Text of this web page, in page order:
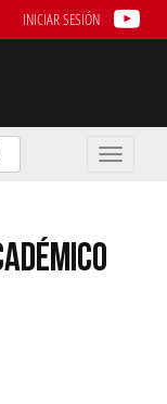
INICIAR SESIÓN
Toggle